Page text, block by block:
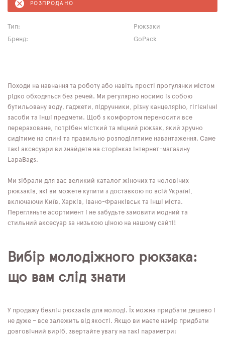
РОЗПРОДАНО
Тип:
Рюкзаки
Бренд:
GoPack
Походи на навчання та роботу або навіть прості прогулянки містом
рідко обходяться без речей. Ми регулярно носимо із собою
бутильовану воду, гаджети, підручники, різну канцелярію, гігієнічні
засоби та інші предмети. Щоб з комфортом переносити все
перераховане, потрібен місткий та міцний рюкзак, який зручно
сидітиме на спині та правильно розподілятиме навантаження. Саме
такі аксесуари ви знайдете на сторінках інтернет-магазину
LapaBags.
Ми зібрали для вас великий каталог жіночих та чоловічих
рюкзаків, які ви можете купити з доставкою по всій Україні,
включаючи Київ, Харків, Івано-Франківськ та інші міста.
Перегляньте асортимент і не забудьте замовити модний та
стильний аксесуар за низькою ціною на нашому сайті!
Вибір молодіжного рюкзака:
що вам слід знати
У продажу безліч рюкзаків для молоді. Їх можна придбати дешево і
не дуже – все залежить від якості. Якщо ви маєте намір придбати
довговічний виріб, звертайте увагу на такі параметри: